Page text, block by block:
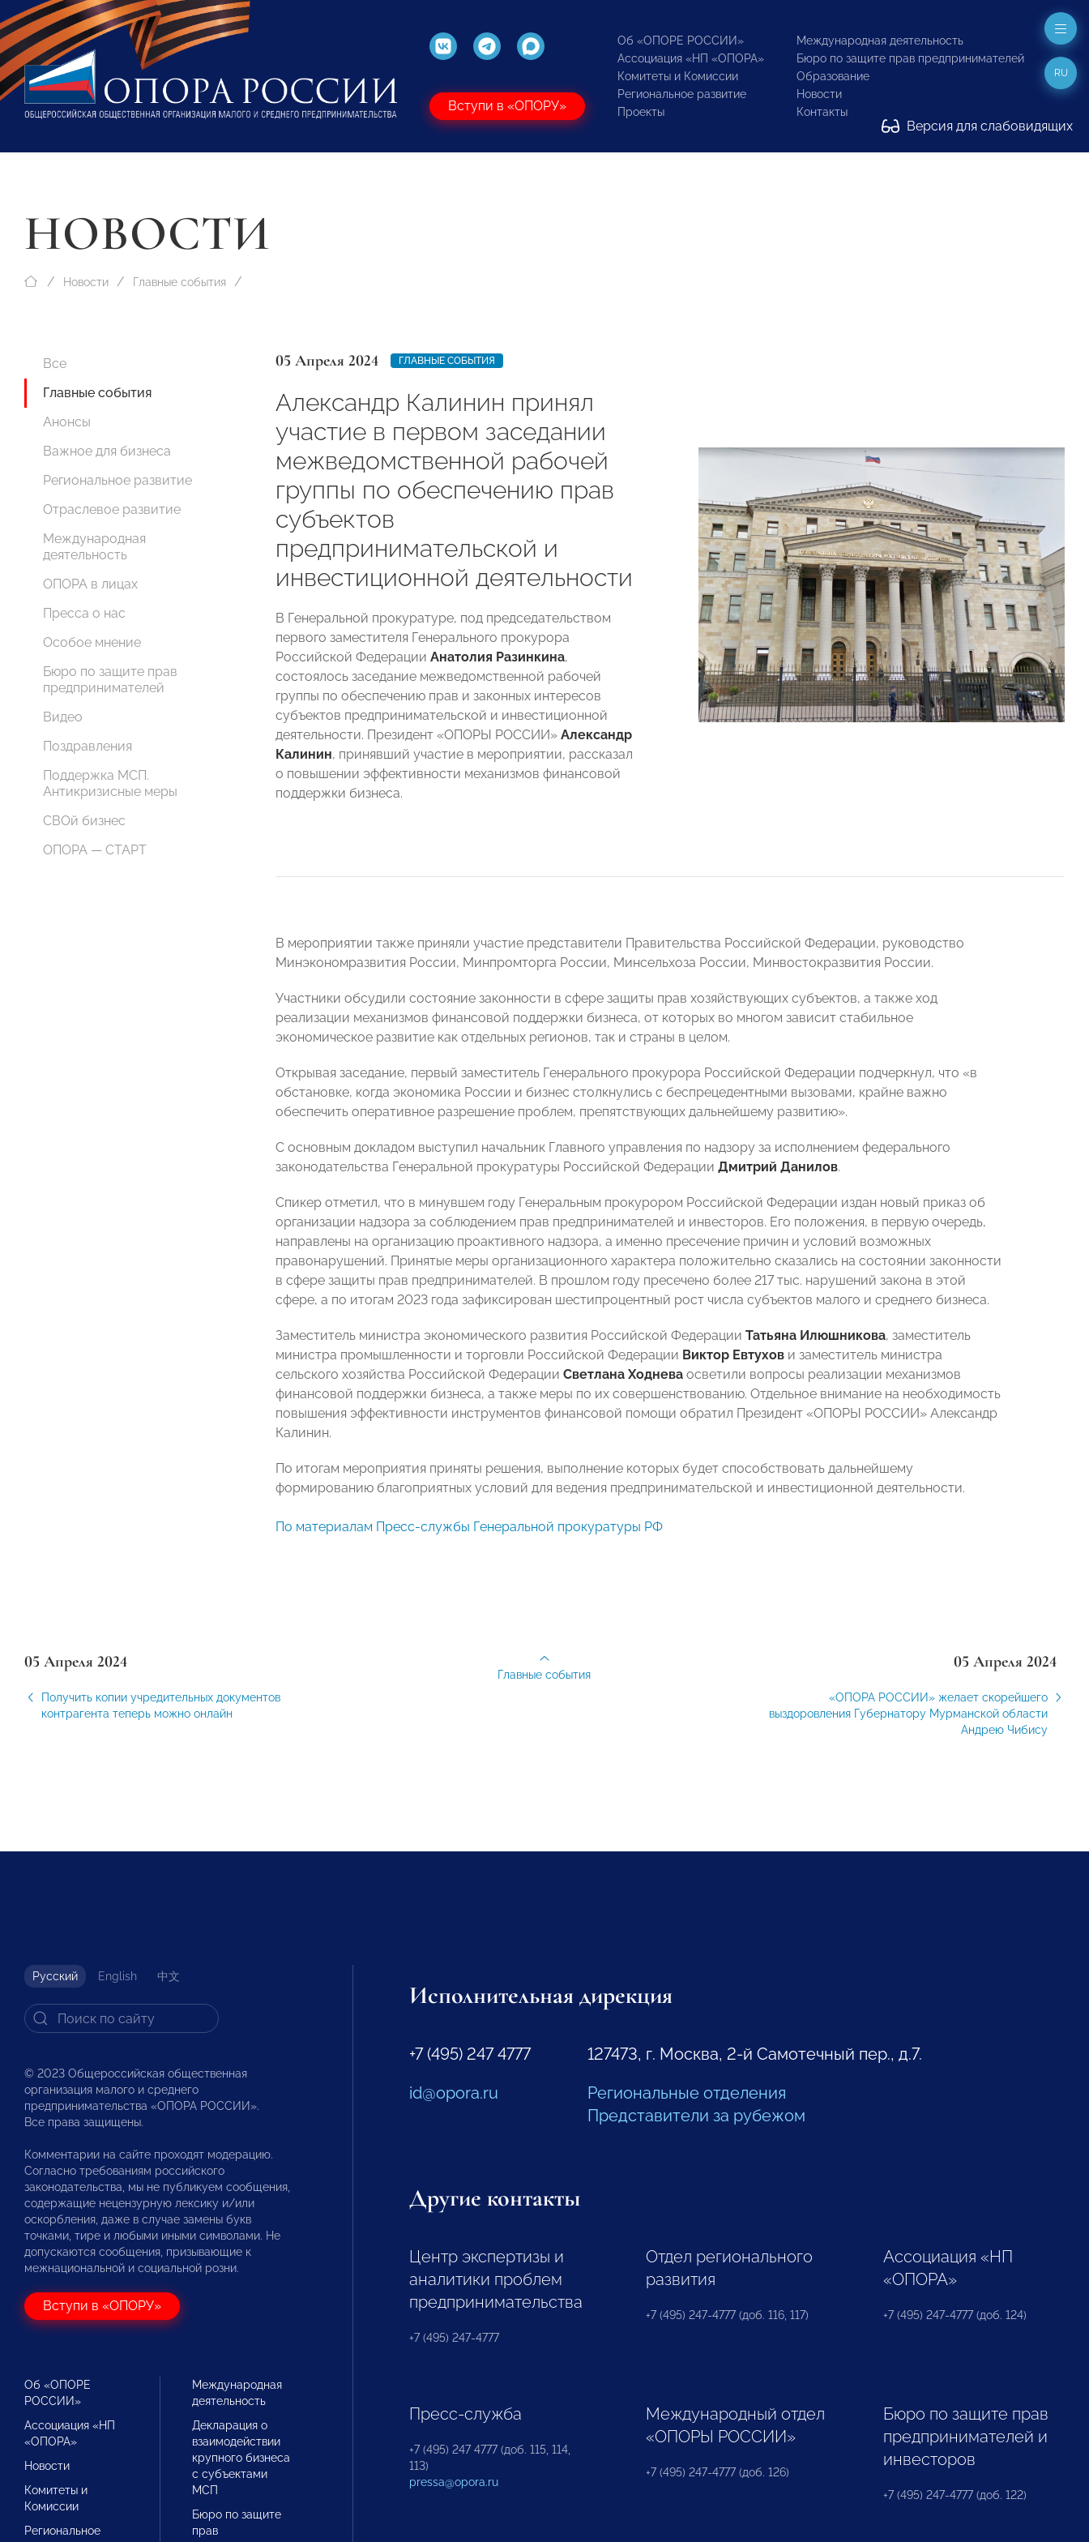
Вступи в «ОПОРУ»
Об «ОПОРЕ РОССИИ»
Ассоциация «НП «ОПОРА»
Комитеты и Комиссии
Региональное развитие
Проекты
Международная деятельность
Бюро по защите прав предпринимателей
Образование
Новости
Контакты
Версия для слабовидящих
RU
НОВОСТИ
Новости Главные события
Все
Главные события
Анонсы
Важное для бизнеса
Региональное развитие
Отраслевое развитие
Международная
деятельность
ОПОРА в лицах
Пресса о нас
Особое мнение
Бюро по защите прав
предпринимателей
Видео
Поздравления
Поддержка МСП.
Антикризисные меры
СВОй бизнес
ОПОРА — СТАРТ
05 Апреля 2024 ГЛАВНЫЕ СОБЫТИЯ
Александр Калинин принял
участие в первом заседании
межведомственной рабочей
группы по обеспечению прав
субъектов
предпринимательской и
инвестиционной деятельности
В Генеральной прокуратуре, под председательством
первого заместителя Генерального прокурора
Российской Федерации Анатолия Разинкина,
состоялось заседание межведомственной рабочей
группы по обеспечению прав и законных интересов
субъектов предпринимательской и инвестиционной
деятельности. Президент «ОПОРЫ РОССИИ» Александр
Калинин, принявший участие в мероприятии, рассказал
о повышении эффективности механизмов финансовой
поддержки бизнеса.
В мероприятии также приняли участие представители Правительства Российской Федерации, руководство
Минэкономразвития России, Минпромторга России, Минсельхоза России, Минвостокразвития России.
Участники обсудили состояние законности в сфере защиты прав хозяйствующих субъектов, а также ход
реализации механизмов финансовой поддержки бизнеса, от которых во многом зависит стабильное
экономическое развитие как отдельных регионов, так и страны в целом.
Открывая заседание, первый заместитель Генерального прокурора Российской Федерации подчеркнул, что «в
обстановке, когда экономика России и бизнес столкнулись с беспрецедентными вызовами, крайне важно
обеспечить оперативное разрешение проблем, препятствующих дальнейшему развитию».
С основным докладом выступил начальник Главного управления по надзору за исполнением федерального
законодательства Генеральной прокуратуры Российской Федерации Дмитрий Данилов.
Спикер отметил, что в минувшем году Генеральным прокурором Российской Федерации издан новый приказ об
организации надзора за соблюдением прав предпринимателей и инвесторов. Его положения, в первую очередь,
направлены на организацию проактивного надзора, а именно пресечение причин и условий возможных
правонарушений. Принятые меры организационного характера положительно сказались на состоянии законности
в сфере защиты прав предпринимателей. В прошлом году пресечено более 217 тыс. нарушений закона в этой
сфере, а по итогам 2023 года зафиксирован шестипроцентный рост числа субъектов малого и среднего бизнеса.
Заместитель министра экономического развития Российской Федерации Татьяна Илюшникова, заместитель
министра промышленности и торговли Российской Федерации Виктор Евтухов и заместитель министра
сельского хозяйства Российской Федерации Светлана Ходнева осветили вопросы реализации механизмов
финансовой поддержки бизнеса, а также меры по их совершенствованию. Отдельное внимание на необходимость
повышения эффективности инструментов финансовой помощи обратил Президент «ОПОРЫ РОССИИ» Александр
Калинин.
По итогам мероприятия приняты решения, выполнение которых будет способствовать дальнейшему
формированию благоприятных условий для ведения предпринимательской и инвестиционной деятельности.
По материалам Пресс-службы Генеральной прокуратуры РФ
05 Апреля 2024
Получить копии учредительных документов
контрагента теперь можно онлайн
05 Апреля 2024
«ОПОРА РОССИИ» желает скорейшего
выздоровления Губернатору Мурманской области
Андрею Чибису
Главные события
Русский English 中文
© 2023 Общероссийская общественная
организация малого и среднего
предпринимательства «ОПОРА РОССИИ».
Все права защищены.
Комментарии на сайте проходят модерацию.
Согласно требованиям российского
законодательства, мы не публикуем сообщения,
содержащие нецензурную лексику и/или
оскорбления, даже в случае замены букв
точками, тире и любыми иными символами. Не
допускаются сообщения, призывающие к
межнациональной и социальной розни.
Вступи в «ОПОРУ»
Об «ОПОРЕ
РОССИИ»
Ассоциация «НП
«ОПОРА»
Новости
Комитеты и
Комиссии
Региональное
Международная
деятельность
Декларация о
взаимодействии
крупного бизнеса
с субъектами
МСП
Бюро по защите
прав
Исполнительная дирекция
+7 (495) 247 4777
id@opora.ru
127473, г. Москва, 2-й Самотечный пер., д.7.
Региональные отделения
Представители за рубежом
Другие контакты
Центр экспертизы и
аналитики проблем
предпринимательства
+7 (495) 247-4777
Отдел регионального
развития
+7 (495) 247-4777 (доб. 116, 117)
Ассоциация «НП
«ОПОРА»
+7 (495) 247-4777 (доб. 124)
Пресс-служба
+7 (495) 247 4777 (доб. 115, 114,
113)
pressa@opora.ru
Международный отдел
«ОПОРЫ РОССИИ»
+7 (495) 247-4777 (доб. 126)
Бюро по защите прав
предпринимателей и
инвесторов
+7 (495) 247-4777 (доб. 122)